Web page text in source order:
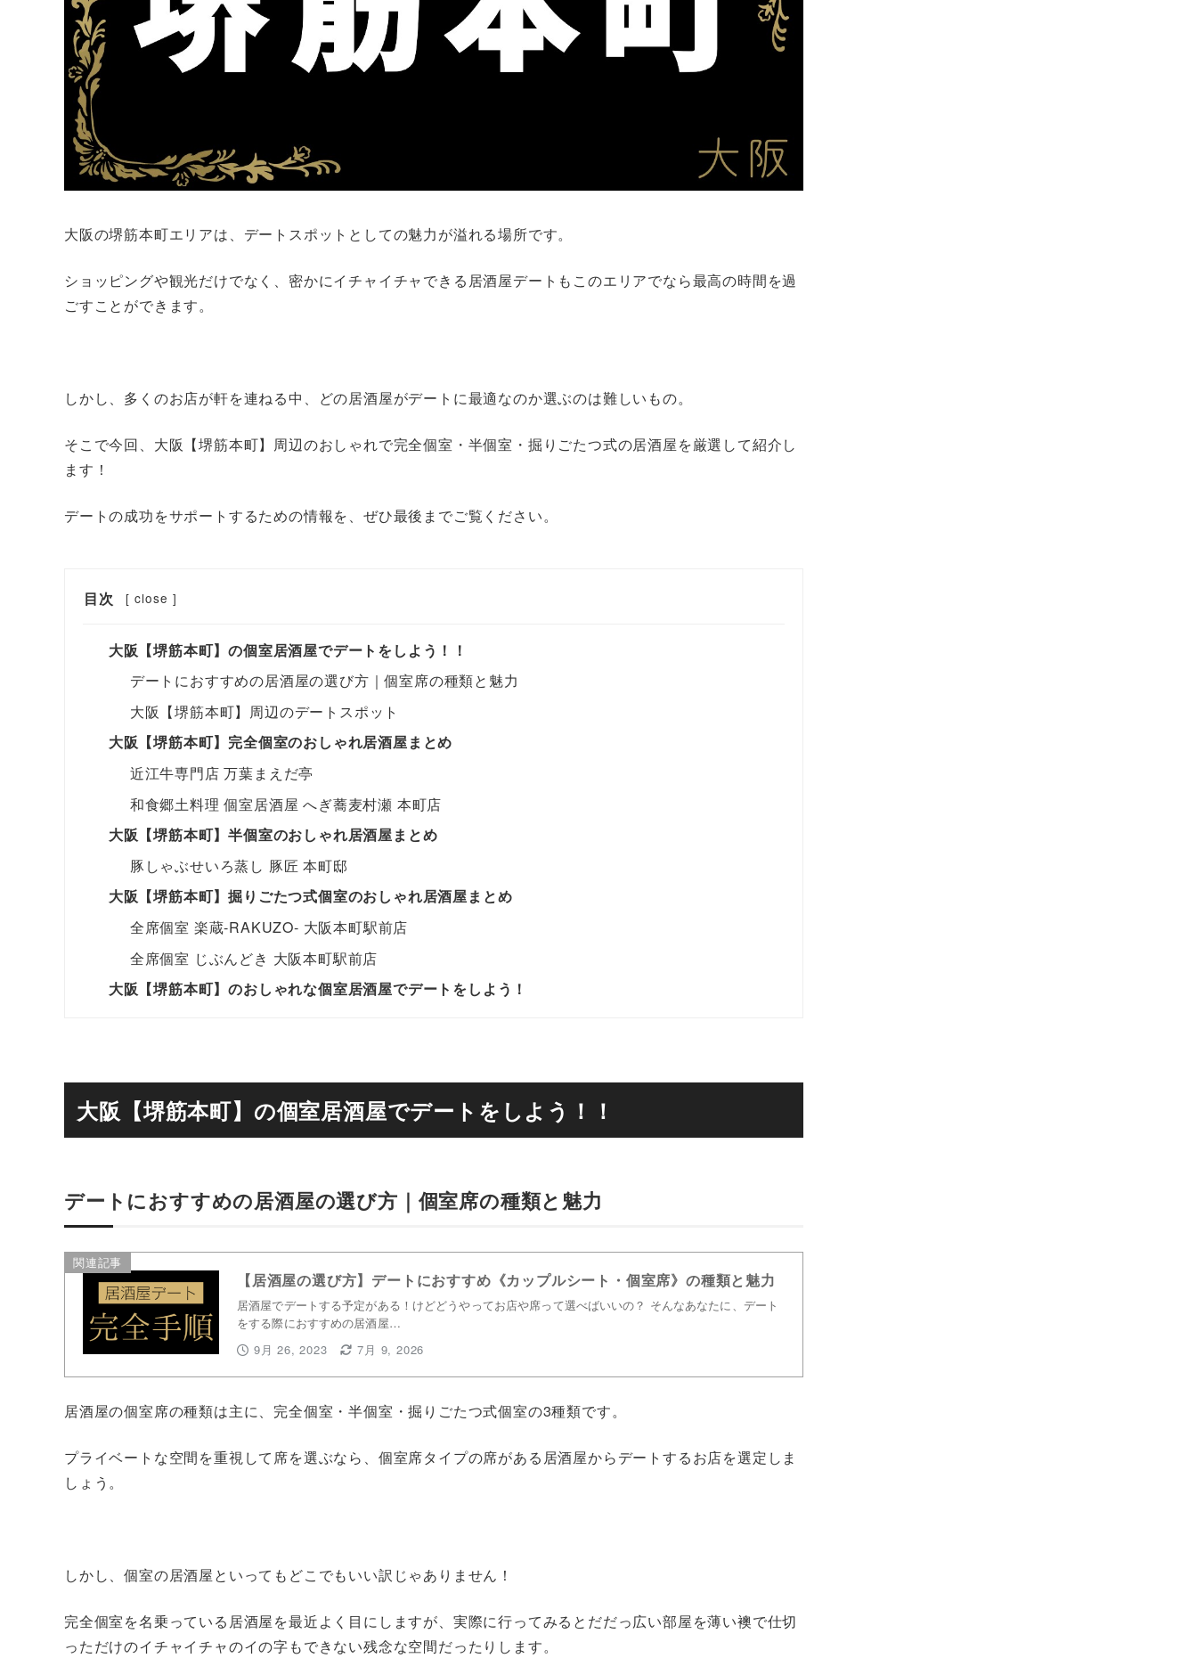
大阪の​堺筋本町エリアは、デートスポットとしての魅力が溢れる場所です。
ショッピングや観光だけでなく、密かにイチャイチャできる居酒屋デートもこのエリアでなら最高の時間を過
ごすことができます。
しかし、多くのお店が軒を連ねる中、どの居酒屋がデートに最適なのか選ぶのは難しいもの。
そこで今回、大阪【堺筋本町】周辺​のおしゃれで完全個室・半個室・掘りごたつ式の居酒屋を厳選して紹介し
ます！
デートの成功をサポートするための情報を、ぜひ最後までご覧ください。
目次 [ close ]
大阪【堺筋本町】の個室居酒屋でデートをしよう！！
デートにおすすめの居酒屋の選び方｜個室席の種類と魅力
大阪【堺筋本町】周辺のデートスポット
大阪【堺筋本町】完全個室のおしゃれ居酒屋まとめ
近江牛専門店 万葉まえだ亭
和食郷土料理 個室居酒屋 へぎ蕎麦村瀬 本町店
大阪【堺筋本町】半個室のおしゃれ居酒屋まとめ
豚しゃぶせいろ蒸し 豚匠 本町邸
大阪【堺筋本町】掘りごたつ式個室のおしゃれ居酒屋まとめ
全席個室 楽蔵‐RAKUZO‐ 大阪本町駅前店
全席個室 じぶんどき 大阪本町駅前店
大阪【堺筋本町】のおしゃれな個室居酒屋でデートをしよう！
大阪【堺筋本町】の個室居酒屋でデートをしよう！！
デートにおすすめの居酒屋の選び方｜個室席の種類と魅力
関連記事
【居酒屋の選び方】デートにおすすめ《カップルシート・個室席》の種類と魅力
居酒屋でデートする予定がある！けどどうやってお店や席って選べばいいの？ そんなあなたに、デート
をする際におすすめの居酒屋…
9月 26, 2023
7月 9, 2026
居酒屋の個室席の種類は主に、完全個室・半個室・掘りごたつ式個室の3種類です。
プライベートな空間を重視して席を選ぶなら、個室席タイプの席がある居酒屋からデートするお店を選定しま
しょう。
しかし、個室の居酒屋といってもどこでもいい訳じゃありません！
完全個室を名乗っている居酒屋を最近よく目にしますが、実際に行ってみるとだだっ広い部屋を薄い襖で仕切
っただけのイチャイチャのイの字もできない残念な空間だったりします。